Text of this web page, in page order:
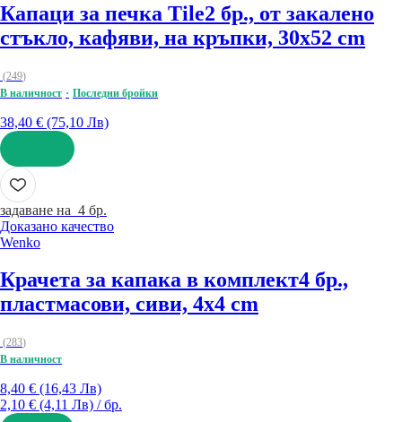
Капаци за печка Tile2 бр., от закалено
стъкло, кафяви, на кръпки, 30x52 cm
(249)
В наличност
Последни бройки
38,40 € (75,10 Лв)
ДОБАВИ
задаване на 4 бр.
Доказано качество
Wenko
Крачета за капака в комплект4 бр.,
пластмасови, сиви, 4x4 cm
(283)
В наличност
8,40 € (16,43 Лв)
2,10 € (4,11 Лв) / бр.